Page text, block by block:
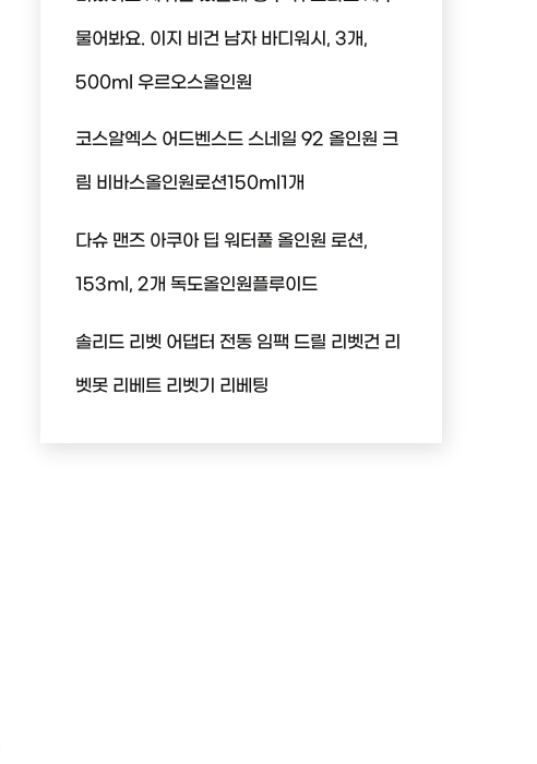
물어봐요. 이지 비건 남자 바디워시, 3개,
500ml 우르오스올인원
코스알엑스 어드벤스드 스네일 92 올인원 크
림 비바스올인원로션150ml1개
다슈 맨즈 아쿠아 딥 워터풀 올인원 로션,
153ml, 2개 독도올인원플루이드
솔리드 리벳 어댑터 전동 임팩 드릴 리벳건 리
벳못 리베트 리벳기 리베팅